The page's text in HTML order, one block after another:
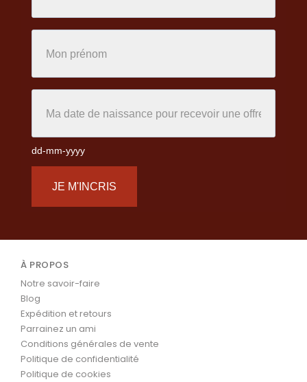
dd-mm-yyyy
JE M'INCRIS
À PROPOS
Notre savoir-faire
Blog
Expédition et retours
Parrainez un ami
Conditions générales de vente
Politique de confidentialité
Politique de cookies